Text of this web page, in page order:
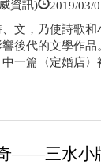
資訊) 2019/03/
文，乃使詩歌
後代的文學作
一篇〈定婚店〉
——三水小